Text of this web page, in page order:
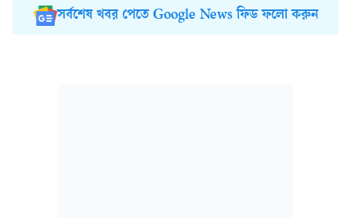
সর্বশেষ খবর পেতে Google News ফিড ফলো করুন